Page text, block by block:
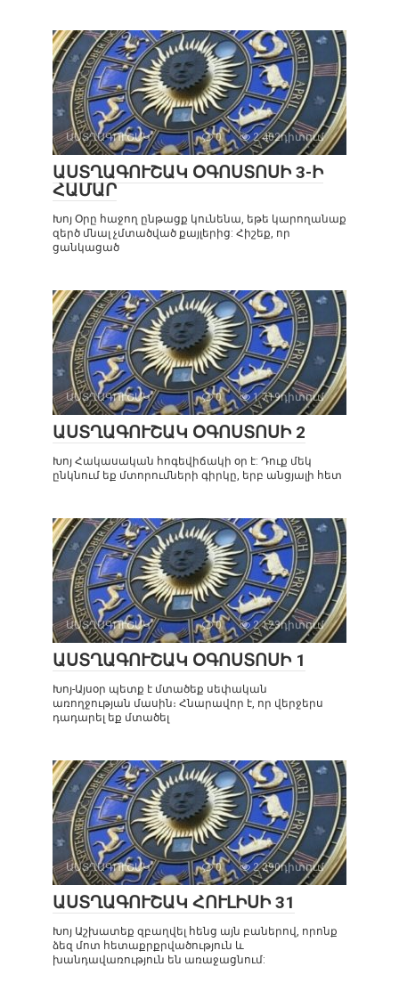
ԱՍՏՂԱԳՈՒՇԱԿ 0 2 402դիտում
ԱՍՏՂԱԳՈՒՇԱԿ ՕԳՈՍՏՈՍԻ 3-Ի
ՀԱՄԱՐ
Խոյ Օրը հաջող ընթացք կունենա, եթե կարողանաք
զերծ մնալ չմտածված քայլերից: Հիշեք, որ
ցանկացած
ԱՍՏՂԱԳՈՒՇԱԿ 0 1 719դիտում
ԱՍՏՂԱԳՈՒՇԱԿ ՕԳՈՍՏՈՍԻ 2
Խոյ Հակասական հոգեվիճակի օր է: Դուք մեկ
ընկնում եք մտորումների գիրկը, երբ անցյալի հետ
ԱՍՏՂԱԳՈՒՇԱԿ 0 2 123դիտում
ԱՍՏՂԱԳՈՒՇԱԿ ՕԳՈՍՏՈՍԻ 1
Խոյ-Այսօր պետք է մտածեք սեփական
առողջության մասին։ Հնարավոր է, որ վերջերս
դադարել եք մտածել
ԱՍՏՂԱԳՈՒՇԱԿ 0 2 290դիտում
ԱՍՏՂԱԳՈՒՇԱԿ ՀՈՒԼԻՍԻ 31
Խոյ Աշխատեք զբաղվել հենց այն բաներով, որոնք
ձեզ մոտ հետաքրքրվածություն և
խանդավառություն են առաջացնում: